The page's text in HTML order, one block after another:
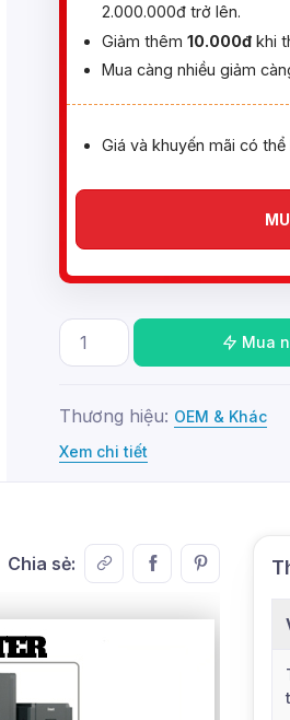
2.000.000đ trở lên.
Giảm thêm 10.000đ khi
Mua càng nhiều giảm
Giá và khuyến mãi có
Thương hiệu: OEM & Khác
Xem chi tiết
Chia sẻ: